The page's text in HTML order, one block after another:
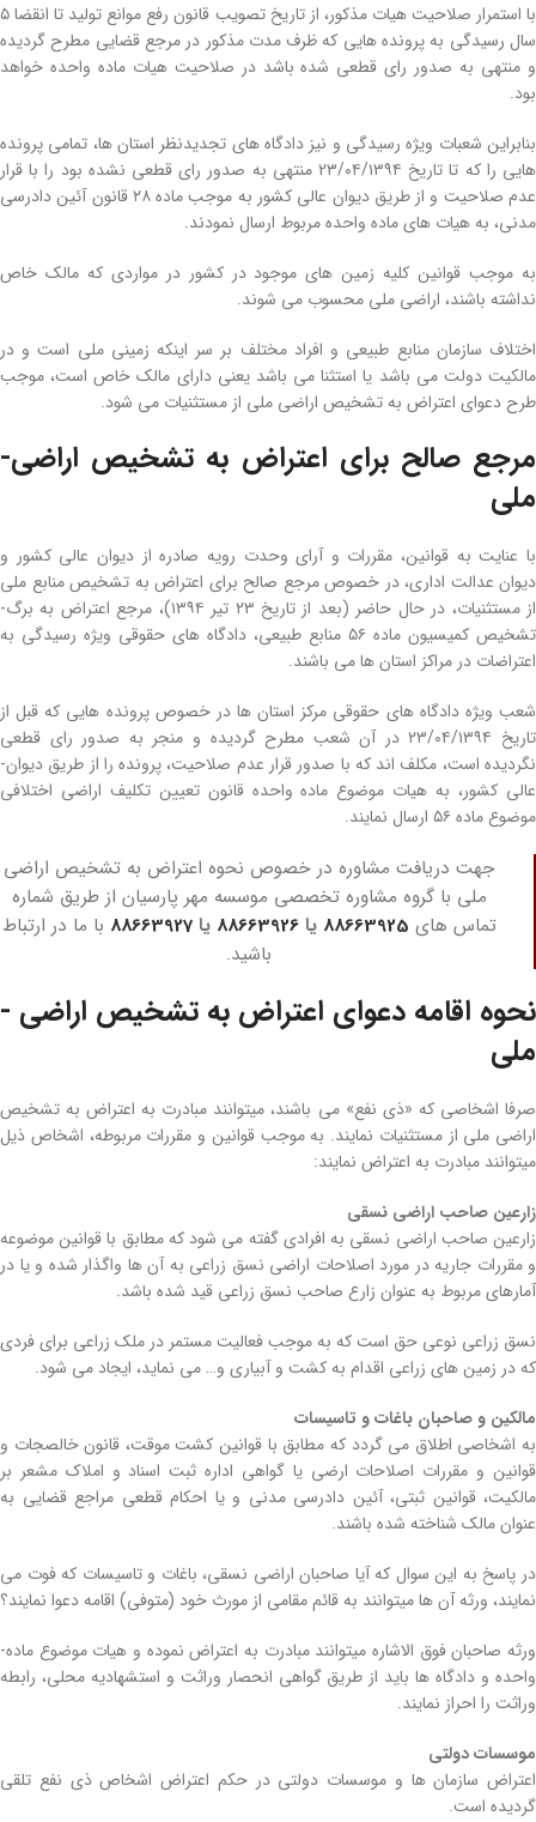
با استمرار صلاحیت هیات مذکور، از تاریخ تصویب قانون رفع موانع تولید تا انقضا ۵
سال رسیدگی به پرونده‌ هایی که ظرف مدت مذکور در مرجع قضایی مطرح گردیده
و منتهی به صدور رای قطعی شده باشد در صلاحیت هیات ماده­ واحده خواهد
بود.
بنابراین شعبات ویژه رسیدگی و نیز دادگاه­ های تجدیدنظر استان­ ها، تمامی پرونده‌
هایی را که تا تاریخ ۲۳/۰۴/۱۳۹۴ منتهی به صدور رای قطعی نشده بود را با قرار
عدم صلاحیت و از طریق دیوان­ عالی کشور به موجب ماده ۲۸ قانون آئین­ دادرسی
مدنی، به هیات های ماده­ واحده مربوط ارسال نمودند.
به موجب قوانین کلیه زمین‌ های موجود در کشور در مواردی که مالک خاص
نداشته باشند، اراضی­ ملی محسوب می‌ شوند.
اختلاف سازمان منابع طبیعی و افراد مختلف بر سر اینکه زمینی ملی است و در
مالکیت دولت می‌ باشد یا استثنا می‌ باشد یعنی دارای مالک خاص است، موجب
طرح دعوای اعتراض به تشخیص اراضی­ ملی از مستثنیات می‌ شود.
مرجع صالح برای اعتراض به تشخیص اراضی­
ملی
با عنایت به قوانین، مقررات و آرای وحدت رویه صادره از دیوان­ عالی کشور و
دیوان­ عدالت اداری، در خصوص مرجع صالح برای اعتراض به تشخیص منابع ملی
از مستثنیات، در حال حاضر (بعد از تاریخ ۲۳ تیر ۱۳۹۴)، مرجع اعتراض به برگ­
تشخیص کمیسیون ماده ۵۶ منابع طبیعی، دادگاه­ های حقوقی ویژه رسیدگی به
اعتراضات در مراکز استان­ ها می‌ باشند.
شعب ویژه دادگاه‌ های حقوقی مرکز استان­ ها در خصوص پرونده‌ هایی که قبل از
تاریخ ۲۳/۰۴/۱۳۹۴ در آن شعب مطرح گردیده و منجر به صدور رای قطعی
نگردیده است، مکلف اند که با صدور قرار عدم صلاحیت، پرونده را از طریق دیوان­
عالی کشور، به هیات موضوع ماده ­واحده قانون تعیین تکلیف اراضی اختلافی
موضوع ماده ۵۶ ارسال نمایند.
جهت دریافت مشاوره در خصوص نحوه اعتراض به تشخیص اراضی
ملی با گروه مشاوره تخصصی موسسه مهر پارسیان از طریق شماره
تماس های 88663925 یا88663926 یا88663927 با ما در ارتباط
باشید.
نحوه اقامه دعوای اعتراض به تشخیص اراضی ­
ملی
صرفا اشخاصی­ که «ذی­ نفع» می‌ باشند، میتوانند مبادرت به اعتراض به تشخیص
اراضی­ ملی از مستثنیات نمایند. به موجب قوانین و مقررات مربوطه، اشخاص ذیل
میتوانند مبادرت به اعتراض نمایند:
زارعین صاحب اراضی نسقی
زارعین صاحب اراضی نسقی به افرادی گفته می‌ شود که مطابق با قوانین موضوعه
و مقررات جاریه در مورد اصلاحات اراضی نسق زراعی به آن‌ ها واگذار شده و یا در
آمارهای مربوط به عنوان زارع صاحب نسق زراعی قید شده باشد.
نسق زراعی نوعی حق است که به موجب فعالیت مستمر در ملک زراعی برای فردی
که در زمین‌ های زراعی اقدام به کشت و آبیاری و… می‌ نماید، ایجاد می‌ شود.
مالکین و صاحبان باغات و تاسیسات
به اشخاصی اطلاق می­ گردد که مطابق با قوانین کشت موقت، قانون خالصجات و
قوانین و مقررات اصلاحات ارضی یا گواهی اداره ثبت اسناد و املاک مشعر بر
مالکیت، قوانین ثبتی، آئین­ دادرسی مدنی و یا احکام قطعی مراجع قضایی به
عنوان مالک شناخته شده باشند.
در پاسخ به این سوال که آیا صاحبان اراضی نسقی، باغات و تاسیسات که فوت می‌
نمایند، ورثه آن­ ها میتوانند به قائم مقامی از مورث خود (متوفی) اقامه دعوا نمایند؟
ورثه صاحبان فوق­ الاشاره میتوانند مبادرت به اعتراض نموده و هیات موضوع ماده­
واحده و دادگاه­ ها باید از طریق گواهی انحصار وراثت و استشهادیه محلی، رابطه
وراثت را احراز نمایند.
موسسات دولتی
اعتراض سازمان­ ها و موسسات دولتی در حکم اعتراض اشخاص ذی­ نفع تلقی
گردیده است.